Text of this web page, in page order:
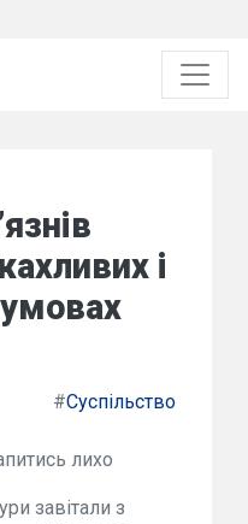
і
#Суспільство
лихо
завітали з